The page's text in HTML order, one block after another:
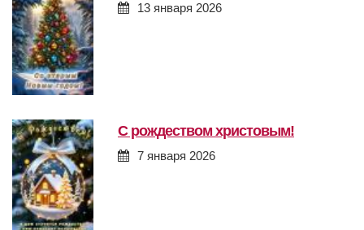
13 января 2026
с рождеством христовым!
7 января 2026